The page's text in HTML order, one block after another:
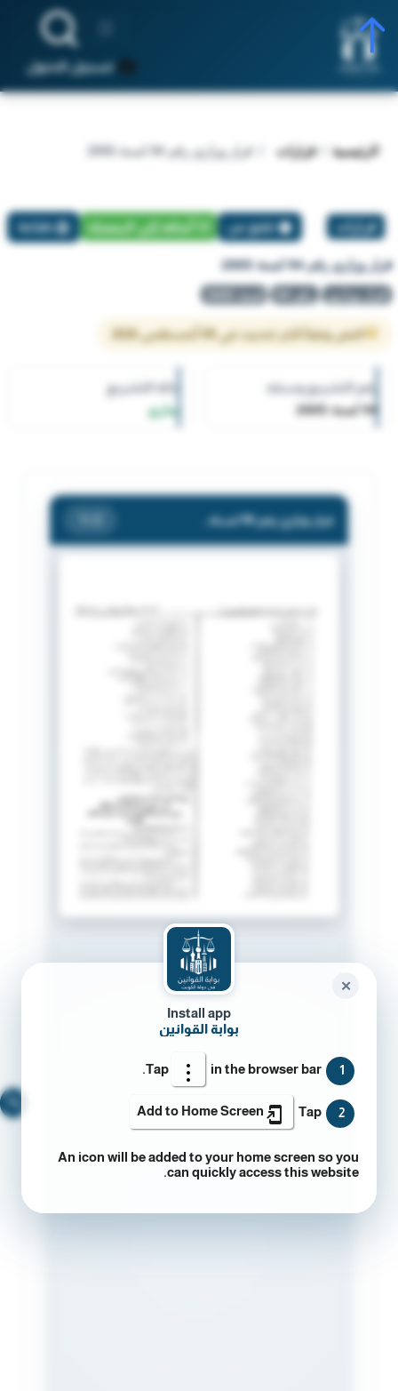
تسجيل الدخول
الرئيسية قرارات قرار وزاري رقم 94 لسنة 2005
قرارات تبليغ عن أضافة إلي المفضلة طباعة
قرار وزاري رقم 94 لسنة 2005
قرار وزاري رقم 94 لسنة 2005
النص وفقاً لآخر تحديث في 09 أغسطس 2026
رقم التشريع وسنته
94 لسنة 2005
حالة التشريع
ساري
Install app
بوابة القوانين
1
Tap in the browser bar.
2
Tap
Add to Home Screen
An icon will be added to your home screen so you
can quickly access this website.
✕